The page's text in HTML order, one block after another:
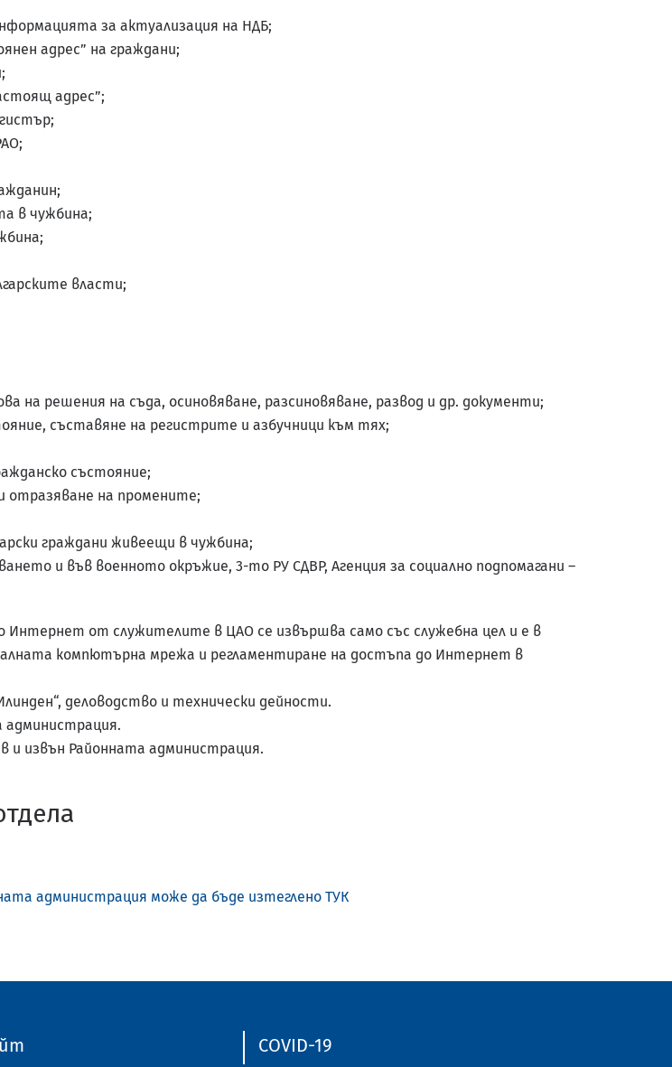
за актуализация на НДБ;
адрес” на граждани;
адрес”;
в чужбина;
власти;
на решения на съда, осиновяване, разсиновяване, развод и др. документи;
съставяне на регистрите и азбучници към тях;
състояние;
отразяване на промените;
граждани живеещи в чужбина;
и във военното окръжие, 3-то РУ СДВР, Агенция за социално подпомагани –
от служителите в ЦАО се извършва само със служебна цел и е в
компютърна мрежа и регламентиране на достъпа до Интернет в
деловодство и технически дейности.
администрация.
и извън Районната администрация.
администрация може да бъде изтеглено ТУК
COVID-19